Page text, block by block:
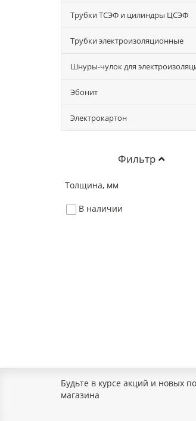
Трубки ТСЭФ и цилиндры ЦСЭФ
Трубки электроизоляционные
Шнуры-чулок для
Эбонит
Электрокартон
Фильтр
Толщина, мм
В наличии
Будьте в курсе акций и новых
магазина